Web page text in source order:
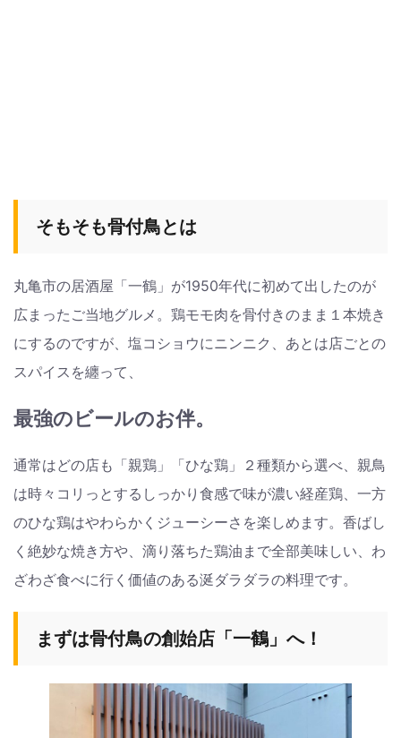
そもそも骨付鳥とは
丸亀市の居酒屋「一鶴」が1950年代に初めて出したのが
広まったご当地グルメ。鶏モモ肉を骨付きのまま１本焼き
にするのですが、塩コショウにニンニク、あとは店ごとの
スパイスを纏って、
最強のビールのお伴。
通常はどの店も「親鶏」「ひな鶏」２種類から選べ、親鳥
は時々コリっとするしっかり食感で味が濃い経産鶏、一方
のひな鶏はやわらかくジューシーさを楽しめます。香ばし
く絶妙な焼き方や、滴り落ちた鶏油まで全部美味しい、わ
ざわざ食べに行く価値のある涎ダラダラの料理です。
まずは骨付鳥の創始店「一鶴」へ！